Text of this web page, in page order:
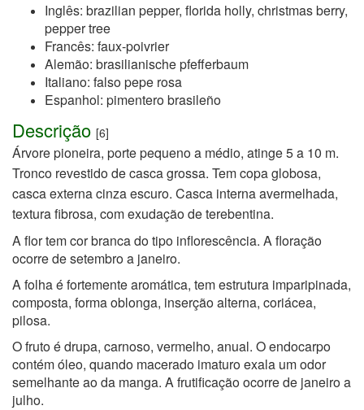
Inglês: brazilian pepper, florida holly, christmas berry,
pepper tree
Francês: faux-poivrier
Alemão: brasilianische pfefferbaum
Italiano: falso pepe rosa
Espanhol: pimentero brasileño
Descrição [6]
Árvore pioneira, porte pequeno a médio, atinge 5 a 10 m.
Tronco revestido de casca grossa. Tem copa globosa,
casca externa cinza escuro. Casca interna avermelhada,
textura fibrosa, com exudação de terebentina.
A flor tem cor branca do tipo inflorescência. A floração
ocorre de setembro a janeiro.
A folha é fortemente aromática, tem estrutura imparipinada,
composta, forma oblonga, inserção alterna, coriácea,
pilosa.
O fruto é drupa, carnoso, vermelho, anual. O endocarpo
contém óleo, quando macerado imaturo exala um odor
semelhante ao da manga. A frutificação ocorre de janeiro a
julho.